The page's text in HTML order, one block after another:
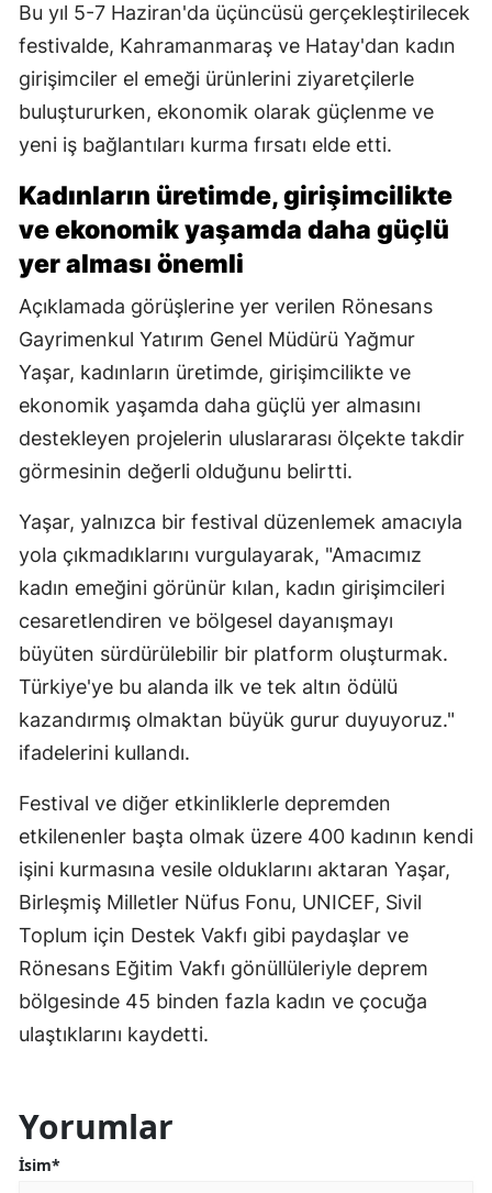
Bu yıl 5-7 Haziran'da üçüncüsü gerçekleştirilecek
festivalde, Kahramanmaraş ve Hatay'dan kadın
girişimciler el emeği ürünlerini ziyaretçilerle
buluştururken, ekonomik olarak güçlenme ve
yeni iş bağlantıları kurma fırsatı elde etti.
Kadınların üretimde, girişimcilikte
ve ekonomik yaşamda daha güçlü
yer alması önemli
Açıklamada görüşlerine yer verilen Rönesans
Gayrimenkul Yatırım Genel Müdürü Yağmur
Yaşar, kadınların üretimde, girişimcilikte ve
ekonomik yaşamda daha güçlü yer almasını
destekleyen projelerin uluslararası ölçekte takdir
görmesinin değerli olduğunu belirtti.
Yaşar, yalnızca bir festival düzenlemek amacıyla
yola çıkmadıklarını vurgulayarak, "Amacımız
kadın emeğini görünür kılan, kadın girişimcileri
cesaretlendiren ve bölgesel dayanışmayı
büyüten sürdürülebilir bir platform oluşturmak.
Türkiye'ye bu alanda ilk ve tek altın ödülü
kazandırmış olmaktan büyük gurur duyuyoruz."
ifadelerini kullandı.
Festival ve diğer etkinliklerle depremden
etkilenenler başta olmak üzere 400 kadının kendi
işini kurmasına vesile olduklarını aktaran Yaşar,
Birleşmiş Milletler Nüfus Fonu, UNICEF, Sivil
Toplum için Destek Vakfı gibi paydaşlar ve
Rönesans Eğitim Vakfı gönüllüleriyle deprem
bölgesinde 45 binden fazla kadın ve çocuğa
ulaştıklarını kaydetti.
Yorumlar
İsim*